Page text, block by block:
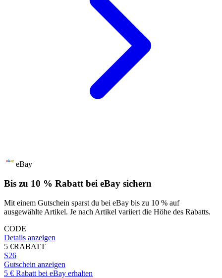
eBay
Bis zu 10 % Rabatt bei eBay sichern
Mit einem Gutschein sparst du bei eBay bis zu 10 % auf
ausgewählte Artikel. Je nach Artikel variiert die Höhe des Rabatts.
CODE
Details anzeigen
5 €RABATT
S26
Gutschein anzeigen
5 € Rabatt bei eBay erhalten